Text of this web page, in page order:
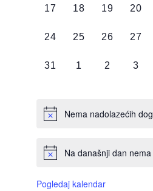
0
17
0
18
0
19
0
20
0
24
0
25
0
26
0
27
0
31
0
1
0
2
0
3
Nema nadolazećih
Na današnji dan
Pogledaj kalendar